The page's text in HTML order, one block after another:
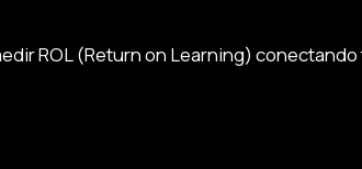
ROL (Return on Learning)